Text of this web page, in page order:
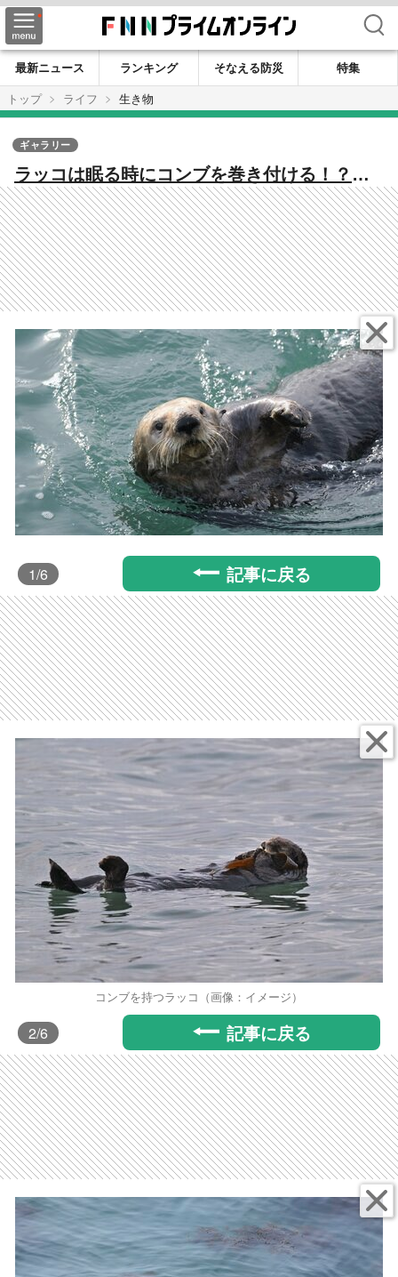
検索
最新ニュース ランキング そなえる防災
特集
トップ
ライフ 生き物
ラッコは眠る時にコンブを巻き付ける！？動
物学者・今泉忠明さんに聞くラッコの生態と
日本の水族館で2頭しかいないシビアな現状
ギャラリー
1/6 記事に戻る
コンブを持つラッコ（画像：イメージ）
2/6 記事に戻る